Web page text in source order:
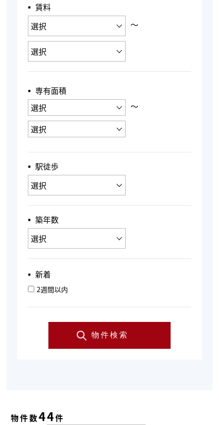
▪︎ 賃料
〜
▪︎ 専有面積
〜
▪︎ 駅徒歩
▪︎ 築年数
▪︎ 新着
2週間以内
物件検索
物件数44件